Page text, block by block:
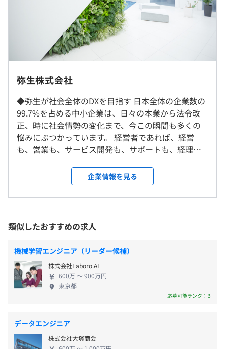
◆Misoca：見積書・納品書・請求書をかんたんに作成、
まとめて管理。業務を効率化するクラウド見積・納品・請
求書サービスです。
◆弥生25シリーズ：デスクトップアプリケーション、はじ
に。豊富なラインナップからお客さまの業務をスムースに
するソフトが見つかります。
◆弥生のかんたん会社設立：弥生の事業支援サービス、
「無料」で「かんたん」に会社設立 の案内にしたがって
入力を進めるだけで、株式・合同会社設立に必要な書類を
作成できます。
情報交換を積極的におこなっています。
◆書籍、社外勉強会・カンファレンス参加費用の補助制度
◆研修の実施、資格手当・報奨金制度
◆コードレビュー、ペアプログラミングの実施
◆AWS練習環境の提供
プロジェクトごとに選択、ウォーターフォール、アジャイ
就業場所の変更範囲
東京本社、および自宅
＜変更範囲＞
会社の定める事業所
受動喫煙防止措置に関する事項
屋内原則禁煙（喫煙室あり）
上記は想定の為、現職の給与を加味いたしまして、最終的
オファー致します
（※想定年収は年収提示額を保証するものではありません）
フレックスタイム制 標準労働時間1日7.5時間（コアタイ
ム10:00~15:00)
残業：有
リモート勤務可(週1での出社想定)、業務都合によって出
平均残業時間：19.33
完全週休2日制（土、日）、祝日休み
夏季（3日）、年末年始（12/29～1/3）、年次有給休暇、
特別有給休暇（慶弔休暇等）、リフレッシュ休暇（5年ご
弥生株式会社
◆弥生が社会全体のDXを目指す 日本全体の企業数の
99.7%を占める中小企業は、日々の本業から法令改
正、時に社会情勢の変化まで、今この瞬間も多くの
悩みにぶつかっています。 経営者であれば、経営
も、営業も、サービス開発も、サポートも、経理も
生は、夢を実現しようとする人を応援すると同時
に、彼らがつまずくことのないよう、あらゆるステ
ップに寄り添い、支える存在でありたいと考えてい
課題を本質的に解決していくために使命感をもっ
て、変化を推し進めています。 ◆中小企業を元気に
することで、日本の好循環をつくる さまざまな中小
企業が元気になれば、そこで働く人びとの気持ちも
未来も元気になる。 それは、日本の経済が成長し、
社会が元気になることにつながる。 弥生は、中小企
業の活力を生み出すことで、日本の活力を生み出す
画・開発からサポートまで、すべての工程を自社で
おこないます。お客さまの声を企画・開発に反映でき
るので、より使いやすい製品の開発に専念できる環
企業情報を見る
類似したおすすめの求人
機械学習エンジニア（リーダー候補）
株式会社Laboro.AI
600万 〜 900万円
東京都
応募可能ランク：B
データエンジニア
株式会社大塚商会